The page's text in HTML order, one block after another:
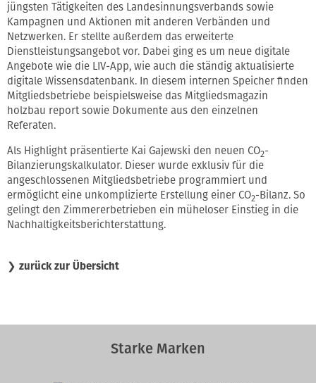
jüngsten Tätigkeiten des Landesinnungsverbands sowie
Kampagnen und Aktionen mit anderen Verbänden und
Netzwerken. Er stellte außerdem das erweiterte
Dienstleistungsangebot vor. Dabei ging es um neue digitale
Angebote wie die LIV-App, wie auch die ständig aktualisierte
digitale Wissensdatenbank. In diesem internen Speicher finden
Mitgliedsbetriebe beispielsweise das Mitgliedsmagazin
holzbau report sowie Dokumente aus den einzelnen
Referaten.
Als Highlight präsentierte Kai Gajewski den neuen CO2-
Bilanzierungskalkulator. Dieser wurde exklusiv für die
angeschlossenen Mitgliedsbetriebe programmiert und
ermöglicht eine unkomplizierte Erstellung einer CO2-Bilanz. So
gelingt den Zimmererbetrieben ein müheloser Einstieg in die
Nachhaltigkeitsberichterstattung.
❯ zurück zur Übersicht
Starke Marken